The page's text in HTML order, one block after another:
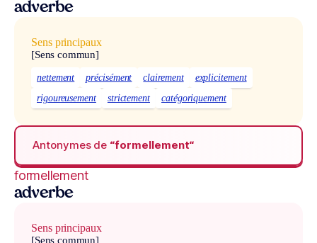
adverbe
Sens principaux
[Sens commun]
nettement précisément clairement
explicitement
rigoureusement
strictement catégoriquement
Antonymes de “formellement“
formellement
adverbe
Sens principaux
[Sens commun]